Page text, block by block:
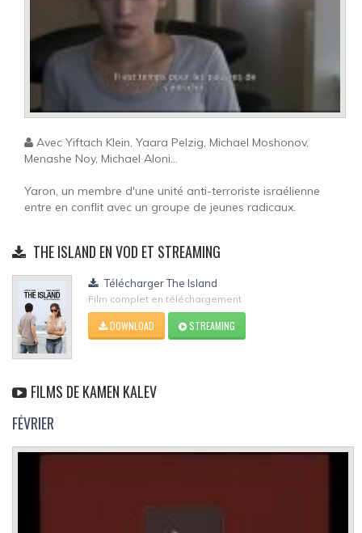
Avec Yiftach Klein, Yaara Pelzig, Michael Moshonov,
Menashe Noy, Michael Aloni...
Yaron, un membre d'une unité anti-terroriste israélienne
entre en conflit avec un groupe de jeunes radicaux.
THE ISLAND EN VOD ET STREAMING
Télécharger The Island
Film complet en téléchargement
DOWNLOAD STREAMING
FILMS DE KAMEN KALEV
FÉVRIER